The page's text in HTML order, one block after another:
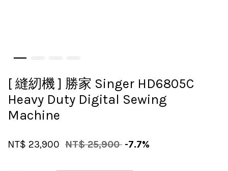
[ 縫紉機 ] 勝家 Singer HD6805C
Heavy Duty Digital Sewing
Machine
NT$ 23,900 NT$ 25,900 -7.7%